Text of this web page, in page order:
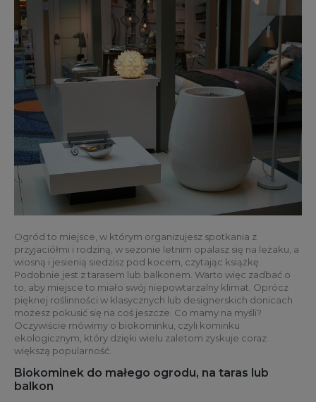
Ogród to miejsce, w którym organizujesz spotkania z
przyjaciółmi i rodziną, w sezonie letnim opalasz się na leżaku, a
wiosną i jesienią siedzisz pod kocem, czytając książkę.
Podobnie jest z tarasem lub balkonem. Warto więc zadbać o
to, aby miejsce to miało swój niepowtarzalny klimat. Oprócz
pięknej roślinności w klasycznych lub designerskich donicach
możesz pokusić się na coś jeszcze. Co mamy na myśli?
Oczywiście mówimy o biokominku, czyli kominku
ekologicznym, który dzięki wielu zaletom zyskuje coraz
większą popularność.
Biokominek do małego ogrodu, na taras lub
balkon